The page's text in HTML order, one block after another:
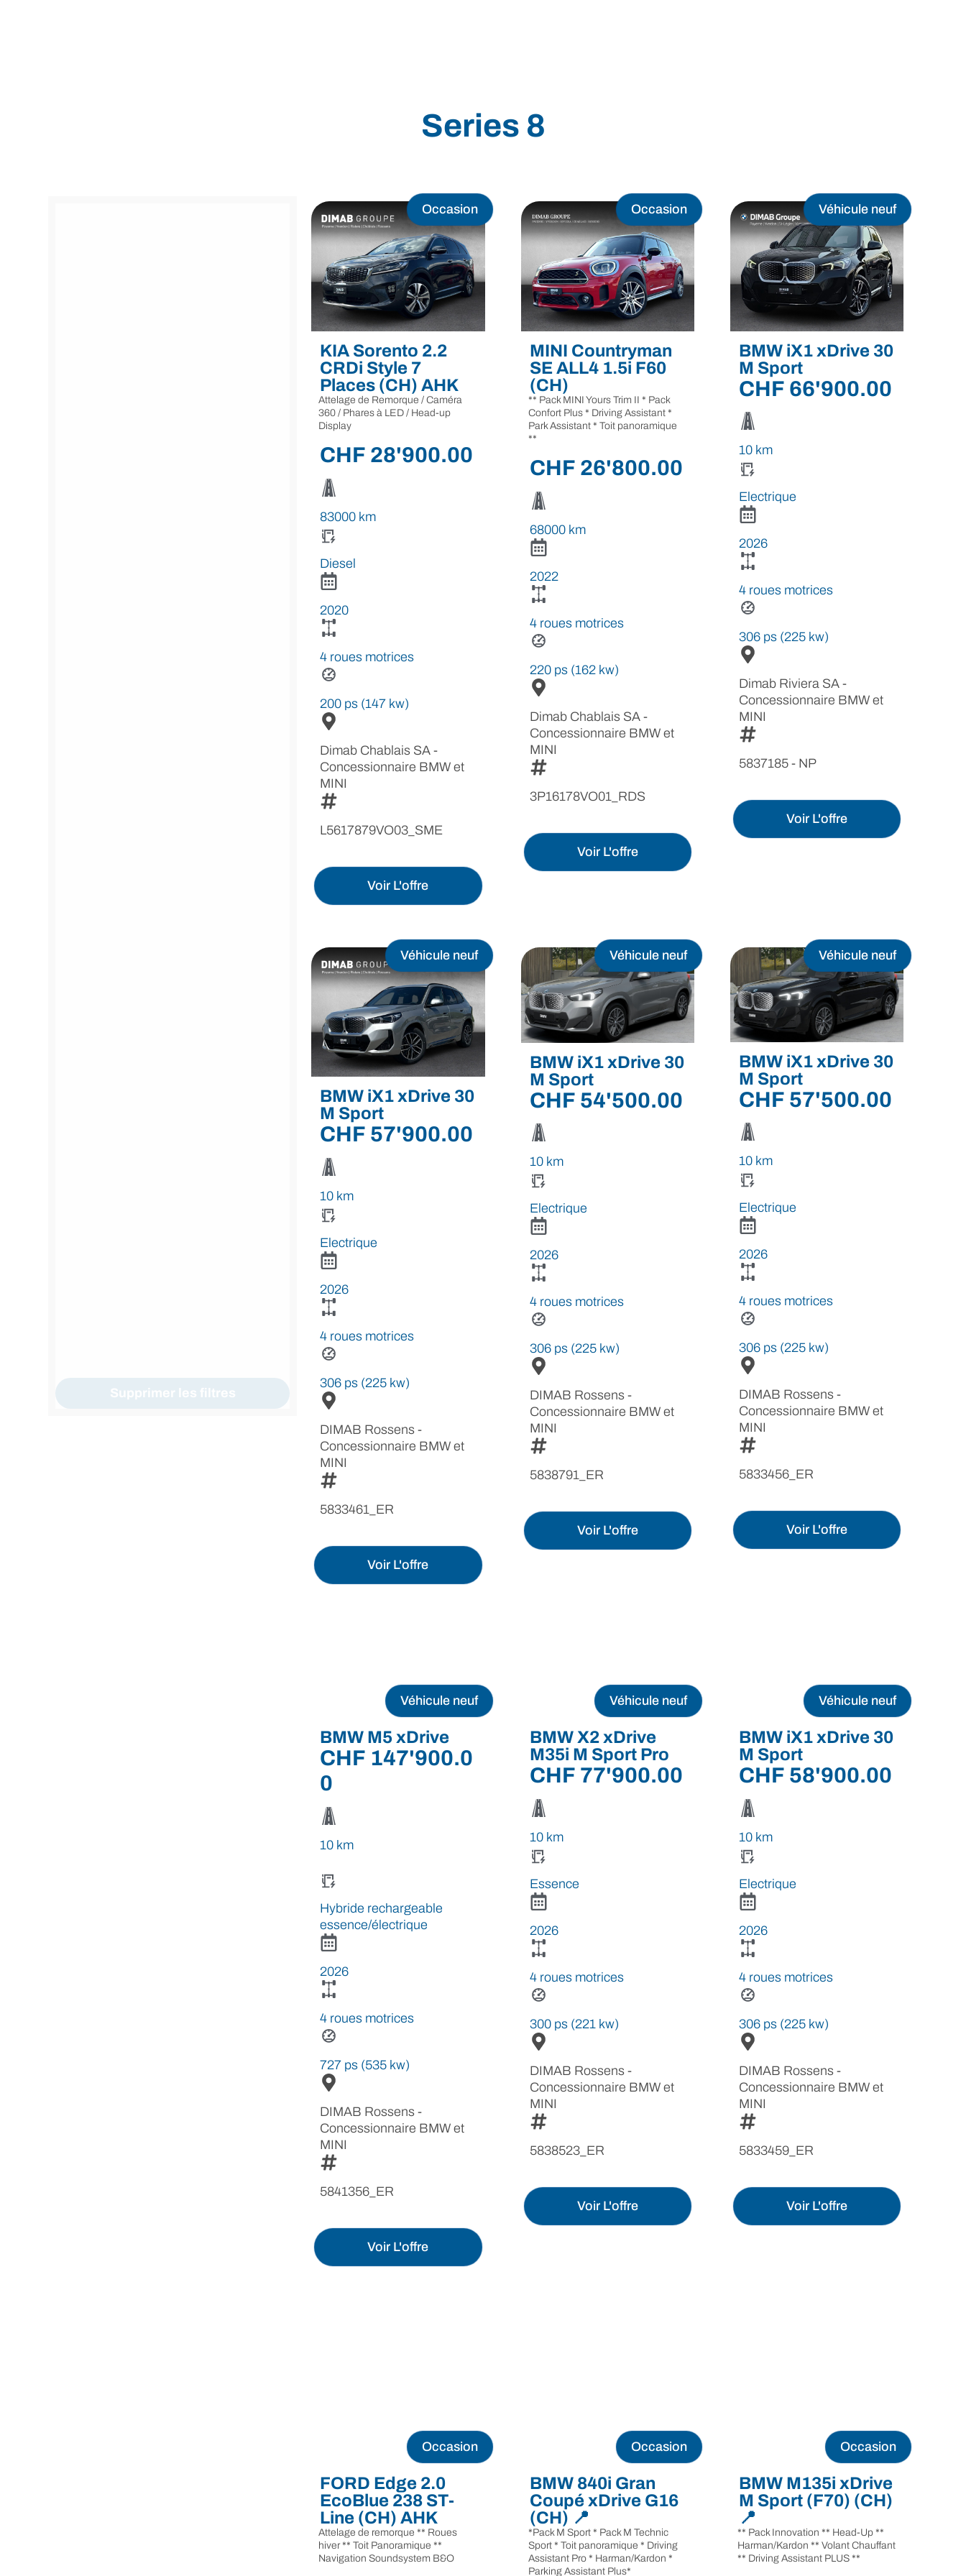
Series 8
Supprimer les filtres
Occasion
KIA Sorento 2.2
CRDi Style 7
Places (CH) AHK
Attelage de Remorque / Caméra
360 / Phares à LED / Head-up
Display
CHF 28'900.00
83000 km
Diesel
2020
4 roues motrices
200 ps (147 kw)
Dimab Chablais SA -
Concessionnaire BMW et
MINI
L5617879VO03_SME
Voir L'offre
Occasion
MINI Countryman
SE ALL4 1.5i F60
(CH)
** Pack MINI Yours Trim II * Pack
Confort Plus * Driving Assistant *
Park Assistant * Toit panoramique
**
CHF 26'800.00
68000 km
2022
4 roues motrices
220 ps (162 kw)
Dimab Chablais SA -
Concessionnaire BMW et
MINI
3P16178VO01_RDS
Voir L'offre
Véhicule neuf
BMW iX1 xDrive 30
M Sport
CHF 66'900.00
10 km
Electrique
2026
4 roues motrices
306 ps (225 kw)
Dimab Riviera SA -
Concessionnaire BMW et
MINI
5837185 - NP
Voir L'offre
Véhicule neuf
BMW iX1 xDrive 30
M Sport
CHF 57'900.00
10 km
Electrique
2026
4 roues motrices
306 ps (225 kw)
DIMAB Rossens -
Concessionnaire BMW et
MINI
5833461_ER
Voir L'offre
Véhicule neuf
BMW iX1 xDrive 30
M Sport
CHF 54'500.00
10 km
Electrique
2026
4 roues motrices
306 ps (225 kw)
DIMAB Rossens -
Concessionnaire BMW et
MINI
5838791_ER
Voir L'offre
Véhicule neuf
BMW iX1 xDrive 30
M Sport
CHF 57'500.00
10 km
Electrique
2026
4 roues motrices
306 ps (225 kw)
DIMAB Rossens -
Concessionnaire BMW et
MINI
5833456_ER
Voir L'offre
Véhicule neuf
BMW M5 xDrive
CHF 147'900.0
0
10 km
Hybride rechargeable
essence/électrique
2026
4 roues motrices
727 ps (535 kw)
DIMAB Rossens -
Concessionnaire BMW et
MINI
5841356_ER
Voir L'offre
Véhicule neuf
BMW X2 xDrive
M35i M Sport Pro
CHF 77'900.00
10 km
Essence
2026
4 roues motrices
300 ps (221 kw)
DIMAB Rossens -
Concessionnaire BMW et
MINI
5838523_ER
Voir L'offre
Véhicule neuf
BMW iX1 xDrive 30
M Sport
CHF 58'900.00
10 km
Electrique
2026
4 roues motrices
306 ps (225 kw)
DIMAB Rossens -
Concessionnaire BMW et
MINI
5833459_ER
Voir L'offre
Occasion
FORD Edge 2.0
EcoBlue 238 ST-
Line (CH) AHK
Attelage de remorque ** Roues
hiver ** Toit Panoramique **
Navigation Soundsystem B&O
Occasion
BMW 840i Gran
Coupé xDrive G16
(CH) 📍
*Pack M Sport * Pack M Technic
Sport * Toit panoramique * Driving
Assistant Pro * Harman/Kardon *
Parking Assistant Plus*
Occasion
BMW M135i xDrive
M Sport (F70) (CH)
📍
** Pack Innovation ** Head-Up **
Harman/Kardon ** Volant Chauffant
** Driving Assistant PLUS **